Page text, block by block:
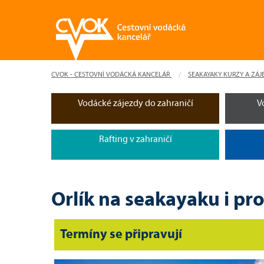
CVOK - CESTOVNÍ VODÁCKÁ KANCELÁŘ SEAKAYAKY KURZY A
Vodácké zájezdy do zahraničí
Rafting v zahraničí
Orlík na seakayaku i
Termíny se připravují